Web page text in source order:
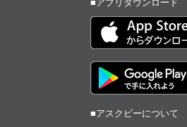
■アプリダウンロード
■アスクビーについて